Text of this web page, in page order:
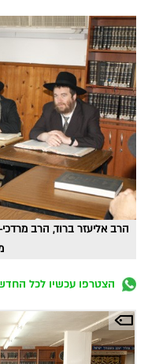
הרב אליעזר ברוד, הרב
הצטרפו עכשיו לכל